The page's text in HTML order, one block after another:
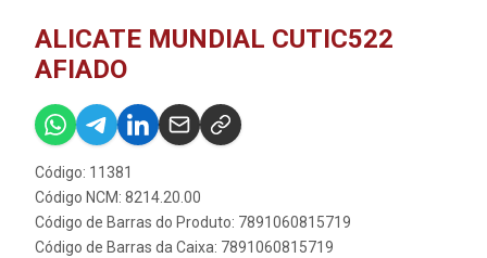
ALICATE MUNDIAL CUTIC522
AFIADO
Código: 11381
Código NCM: 8214.20.00
Código de Barras do Produto: 7891060815719
Código de Barras da Caixa: 7891060815719